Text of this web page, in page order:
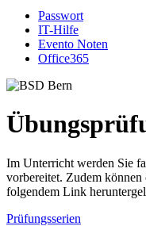
Passwort
IT-Hilfe
Evento Noten
Office365
Im Unterricht werden Sie
vorbereitet. Zudem können
folgendem Link
Prüfungsserien